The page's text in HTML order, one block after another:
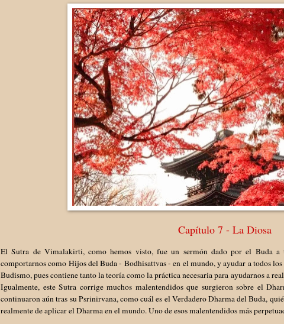
Capítulo 7 - La Diosa
El Sutra de Vimalakirti, como hemos visto, fue un sermón dado por el Buda a
comportarnos como Hijos del Buda - Bodhisattvas - en el mundo, y ayudar a todos
Budismo, pues contiene tanto la teoría como la práctica necesaria para ayudarnos a
Igualmente, este Sutra corrige muchos malentendidos que surgieron sobre el
continuaron aún tras su Psrinirvana, como cuál es el Verdadero Dharma del Buda,
realmente de aplicar el Dharma en el mundo. Uno de esos malentendidos más